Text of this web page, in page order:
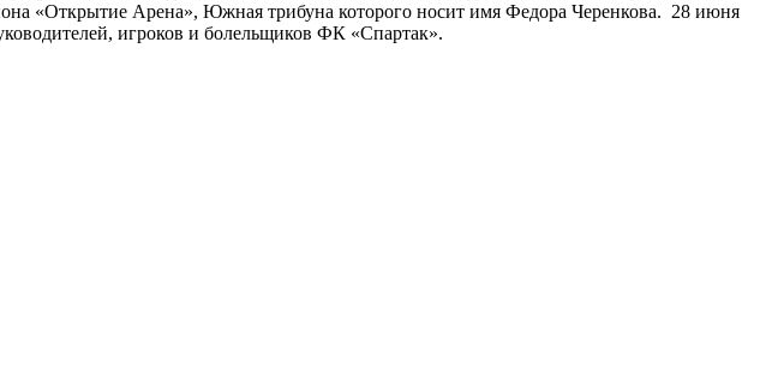
«Открытие Арена», Южная трибуна которого носит имя Федора Черенкова. 28 июня
игроков и болельщиков ФК «Спартак».